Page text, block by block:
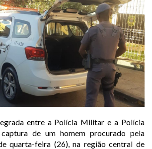
entre a Polícia Militar e a Polícia
de um homem procurado pela
quarta-feira (26), na região central de